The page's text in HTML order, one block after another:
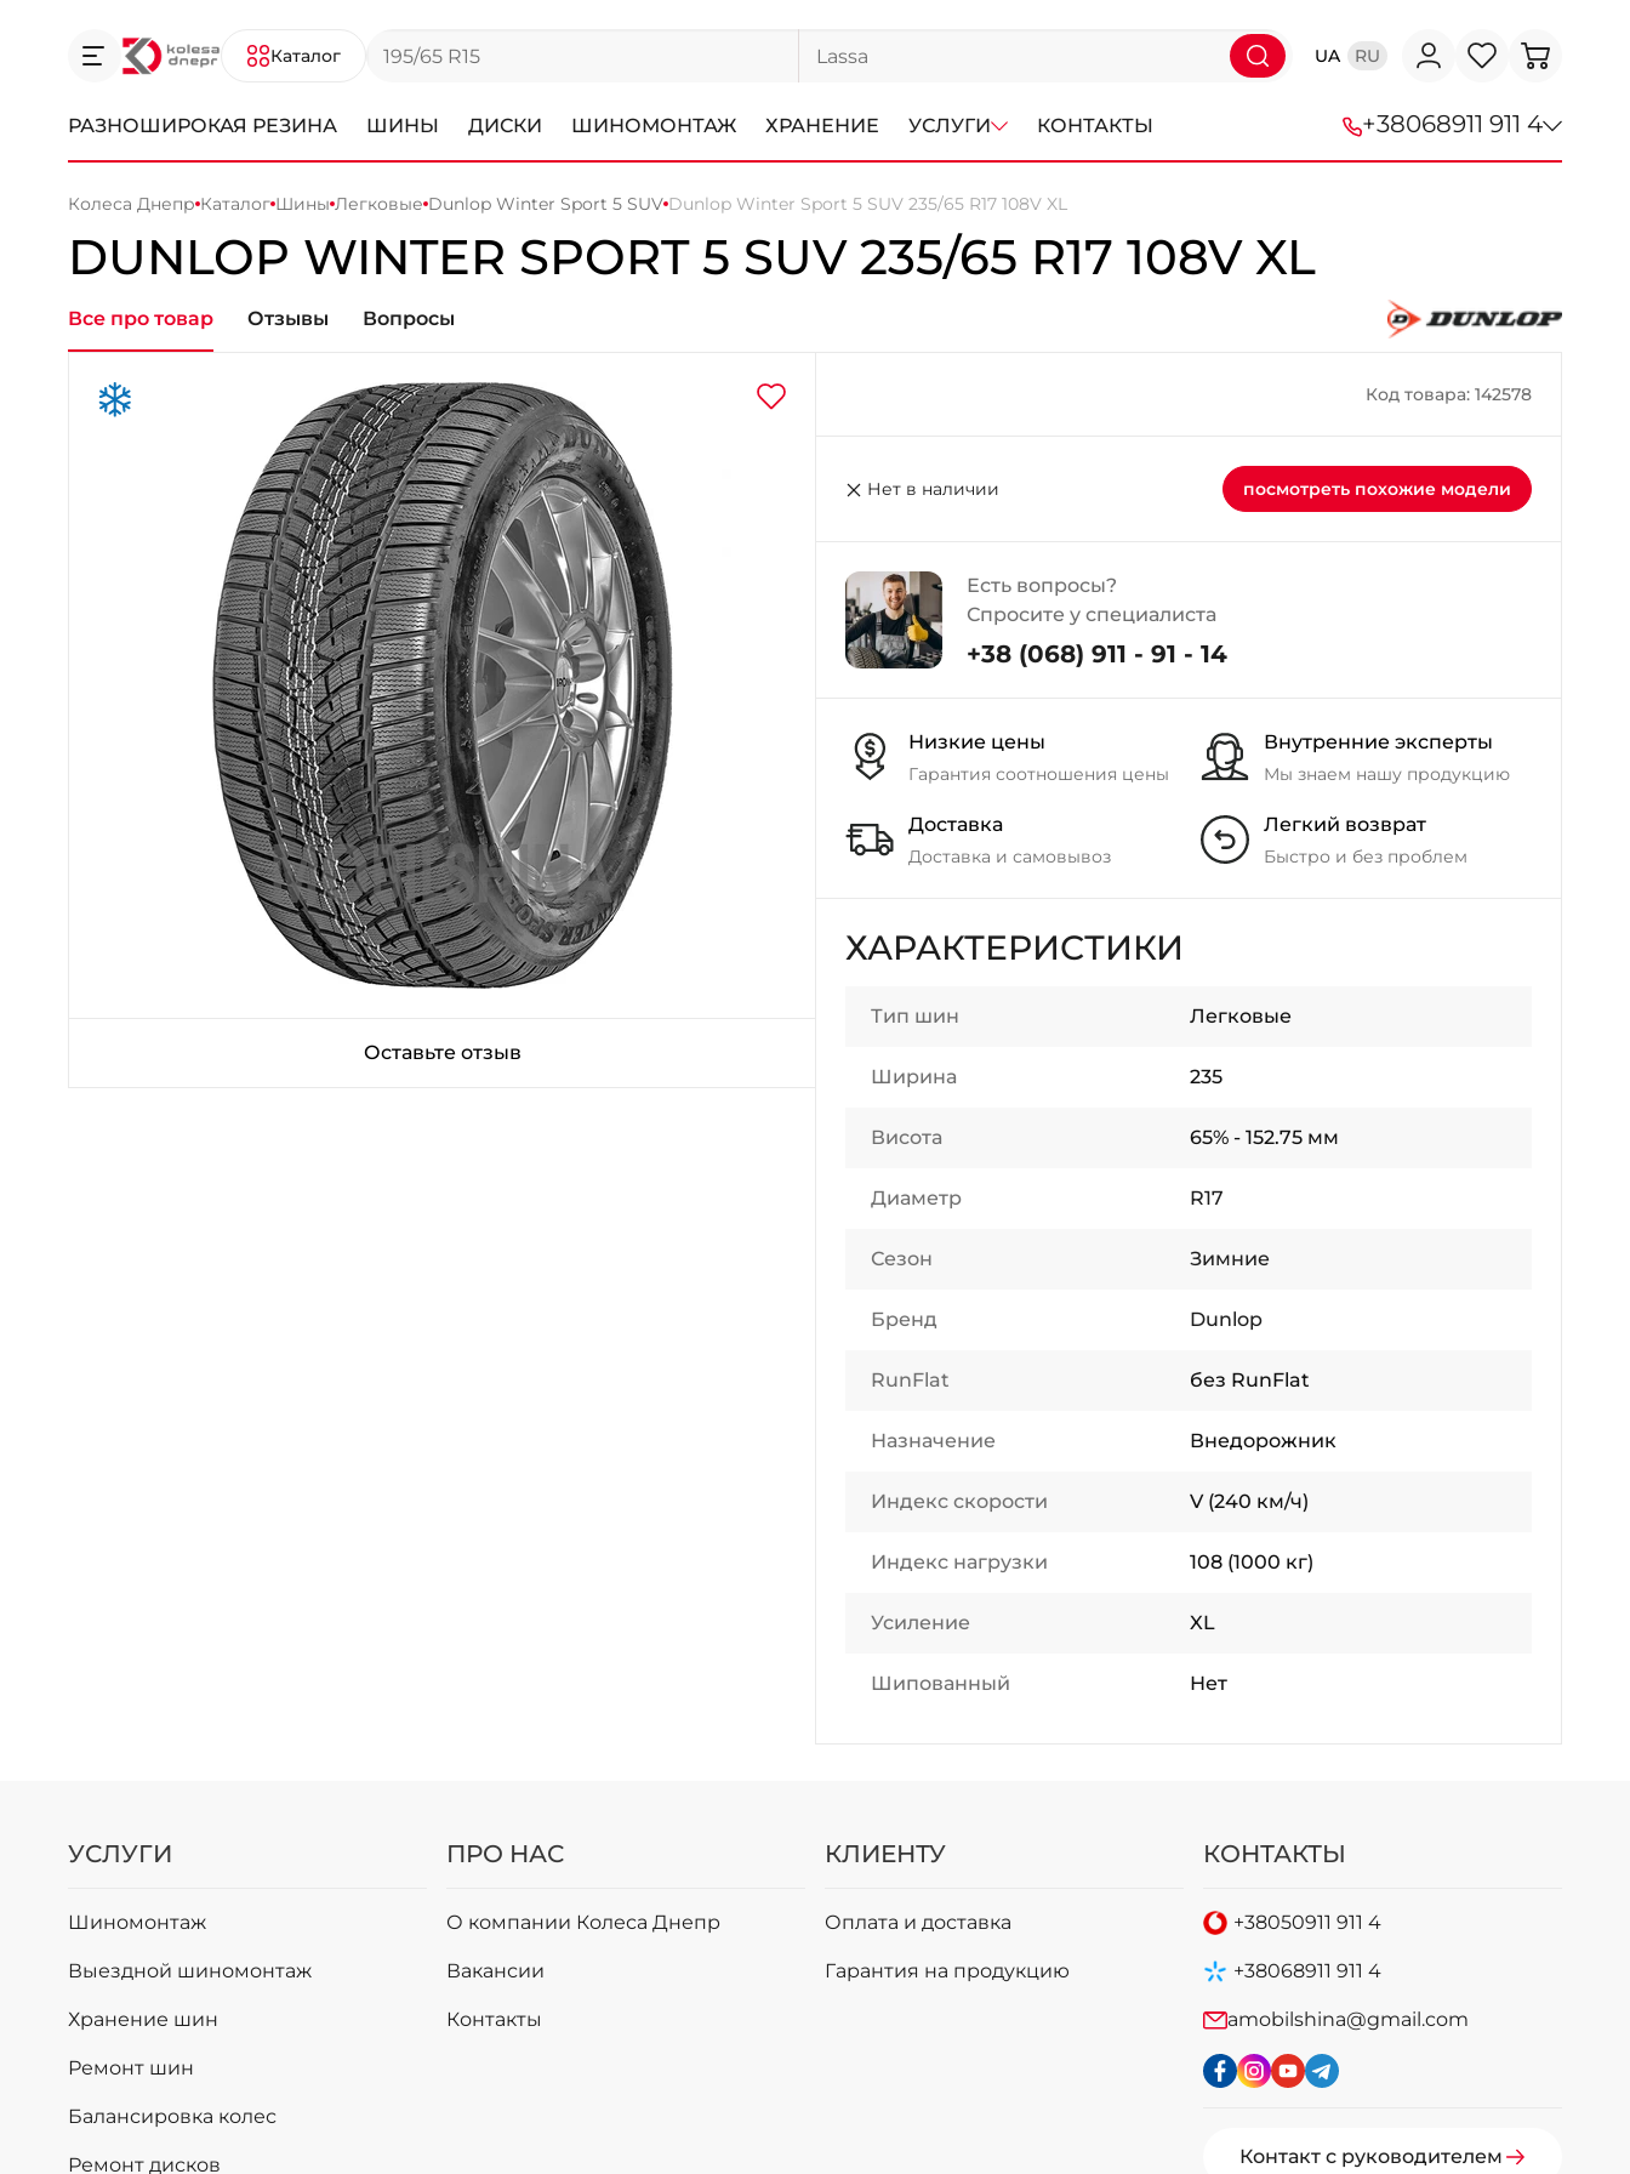
Каталог UA RU
РАЗНОШИРОКАЯ РЕЗИНА ШИНЫ ДИСКИ ШИНОМОНТАЖ ХРАНЕНИЕ УСЛУГИ КОНТАКТЫ +38068911 911 4
+38 (067) 113-44-44
- на Щепкина
+38 (098) 911-911-0
- Щепкина
+38 (099)-643-33-77
+38 (068)-923-74-19
- Калиновая
Колеса Днепр Каталог Шины Легковые Dunlop Winter Sport 5 SUV Dunlop Winter Sport 5 SUV 235/65 R17 108V XL
DUNLOP WINTER SPORT 5 SUV 235/65 R17 108V XL
Все про товар Отзывы Вопросы
Оставьте отзыв
Код товара: 142578
Нет в наличии посмотреть похожие модели
Есть вопросы?
Спросите у специалиста
+38 (068) 911 - 91 - 14
Низкие цены
Гарантия соотношения цены
Внутренние эксперты
Мы знаем нашу продукцию
Доставка
Доставка и самовывоз
Легкий возврат
Быстро и без проблем
ХАРАКТЕРИСТИКИ
Тип шин Легковые
Ширина 235
Висота 65% - 152.75 мм
Диаметр R17
Сезон Зимние
Бренд Dunlop
RunFlat без RunFlat
Назначение Внедорожник
Индекс скорости V (240 км/ч)
Индекс нагрузки 108 (1000 кг)
Усиление XL
Шипованный Нет
УСЛУГИ
Шиномонтаж
Выездной шиномонтаж
Хранение шин
Ремонт шин
Балансировка колес
Ремонт дисков
ПРО НАС
О компании Колеса Днепр
Вакансии
Контакты
КЛИЕНТУ
Оплата и доставка
Гарантия на продукцию
КОНТАКТЫ
+38050911 911 4
+38068911 911 4
amobilshina@gmail.com
Контакт с руководителем